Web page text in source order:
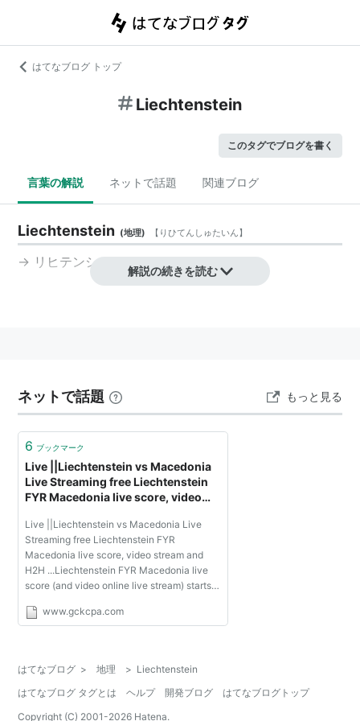
はてなブログ トップ
Liechtenstein
このタグでブログを書く
言葉の解説 ネットで話題 関連ブログ
Liechtenstein (地理) 【 りひてんしゅたいん】
→ リヒテンシュタイン
解説の続きを読む
ネットで話題 もっと見る
6 ブックマーク
Live ||Liechtenstein vs Macedonia
Live Streaming free Liechtenstein
FYR Macedonia live score, video
FYR Macedonia live score (and
video online live stream) starts on
24.3.2017. at 19:45 UTC time in
World Cup Qual. UEFA Gro
Live ||Liechtenstein vs Macedonia Live
Streaming free Liechtenstein FYR
Macedonia live score, video stream and
H2H ...Liechtenstein FYR Macedonia live
score (and video online live stream) starts
Cup Qual. UEFA Group G, Europe.LIVE
www.gckcpa.com
はてなブログ > 地理 > Liechtenstein
はてなブログ タグとは
ヘルプ 開発ブログ
はてなブログトップ
Copyright (C) 2001-2026 Hatena.